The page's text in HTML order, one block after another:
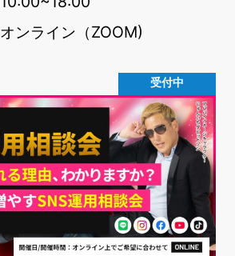
オンライン（ZOOM)
受付中